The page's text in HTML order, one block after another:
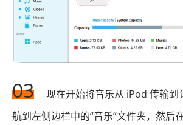
03
现在开始将音乐从 iPod 传输到
航到左侧边栏中的“音乐”文件夹，然后